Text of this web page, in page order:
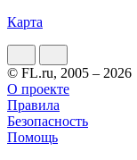
Карта
© FL.ru, 2005 – 2026
О проекте
Правила
Безопасность
Помощь